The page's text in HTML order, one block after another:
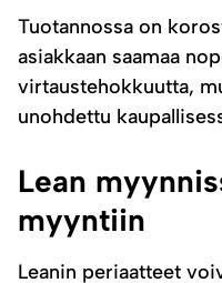
Tuotannossa on
asiakkaan saamaa
virtaustehokkuutta,
unohdettu
Lean
myyntiin
Leanin periaatteet